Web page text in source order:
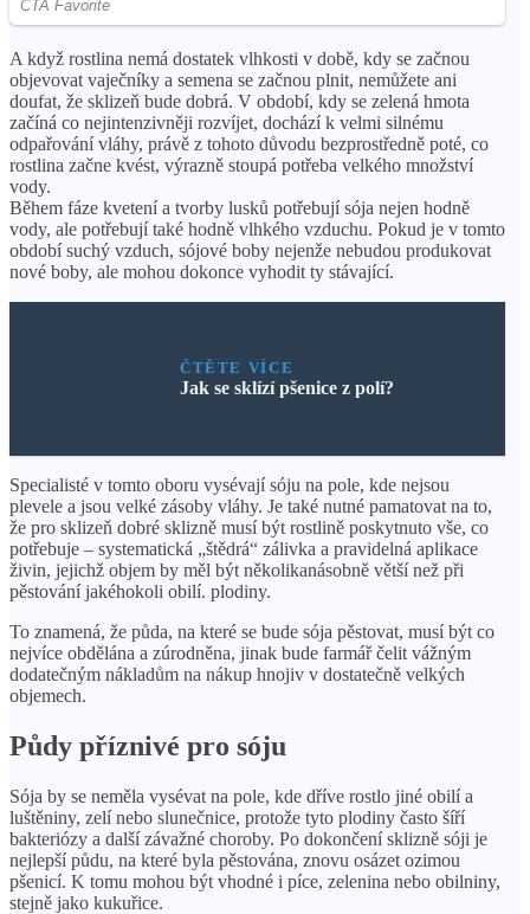
A když rostlina nemá dostatek vlhkosti v době, kdy se začnou
objevovat vaječníky a semena se začnou plnit, nemůžete ani
doufat, že sklizeň bude dobrá. V období, kdy se zelená hmota
začíná co nejintenzivněji rozvíjet, dochází k velmi silnému
odpařování vláhy, právě z tohoto důvodu bezprostředně poté, co
rostlina začne kvést, výrazně stoupá potřeba velkého množství
vody.
Během fáze kvetení a tvorby lusků potřebují sója nejen hodně
vody, ale potřebují také hodně vlhkého vzduchu. Pokud je v tomto
období suchý vzduch, sójové boby nejenže nebudou produkovat
nové boby, ale mohou dokonce vyhodit ty stávající.
ČTĚTE VÍCE
Jak se sklízí pšenice z polí?
Specialisté v tomto oboru vysévají sóju na pole, kde nejsou
plevele a jsou velké zásoby vláhy. Je také nutné pamatovat na to,
že pro sklizeň dobré sklizně musí být rostlině poskytnuto vše, co
potřebuje – systematická „štědrá“ zálivka a pravidelná aplikace
živin, jejichž objem by měl být několikanásobně větší než při
pěstování jakéhokoli obilí. plodiny.
To znamená, že půda, na které se bude sója pěstovat, musí být co
nejvíce obdělána a zúrodněna, jinak bude farmář čelit vážným
dodatečným nákladům na nákup hnojiv v dostatečně velkých
objemech.
Půdy příznivé pro sóju
Sója by se neměla vysévat na pole, kde dříve rostlo jiné obilí a
luštěniny, zelí nebo slunečnice, protože tyto plodiny často šíří
bakteriózy a další závažné choroby. Po dokončení sklizně sóji je
nejlepší půdu, na které byla pěstována, znovu osázet ozimou
pšenicí. K tomu mohou být vhodné i píce, zelenina nebo obilniny,
stejně jako kukuřice.